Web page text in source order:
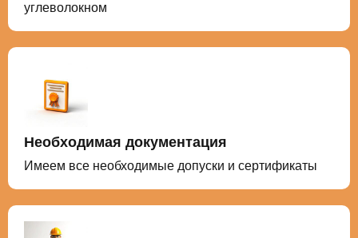
углеволокном
Необходимая документация
Имеем все необходимые допуски и сертификаты